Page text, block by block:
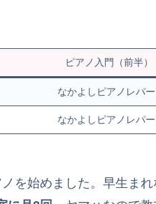
ピアノ入門（前半
なかよしピアノレパ
なかよしピアノレパ
を始めました。早生ま